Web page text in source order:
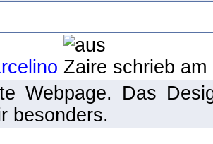
schrieb
Webpage. Das
besonders.